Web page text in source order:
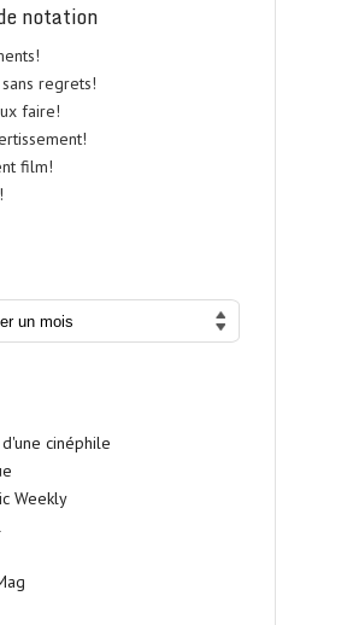
notation
regrets!
faire!
film!
cinéphile
Weekly